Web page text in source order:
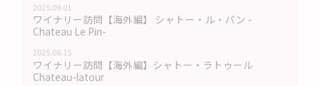
2025.09.01
ワイナリー訪問【海外編】 シャトー・ル・パン -
Chateau Le Pin-
2025.08.15
ワイナリー訪問【海外編】シャトー・ラトゥール
Chateau-latour